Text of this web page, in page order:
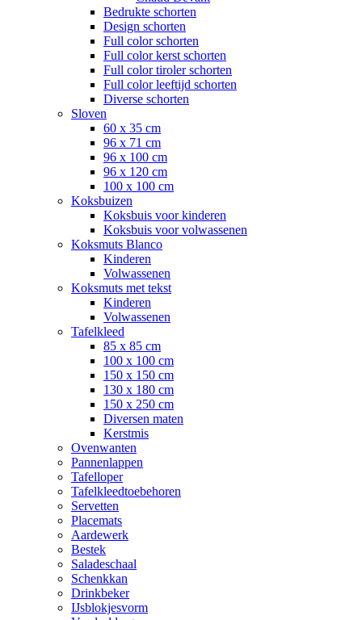
Bedrukte schorten
Design schorten
Full color schorten
Full color kerst schorten
Full color tiroler schorten
Full color leeftijd schorten
Diverse schorten
Sloven
60 x 35 cm
96 x 71 cm
96 x 100 cm
96 x 120 cm
100 x 100 cm
Koksbuizen
Koksbuis voor kinderen
Koksbuis voor volwassenen
Koksmuts Blanco
Kinderen
Volwassenen
Koksmuts met tekst
Kinderen
Volwassenen
Tafelkleed
85 x 85 cm
100 x 100 cm
150 x 150 cm
130 x 180 cm
150 x 250 cm
Diversen maten
Kerstmis
Ovenwanten
Pannenlappen
Tafelloper
Tafelkleedtoebehoren
Servetten
Placemats
Aardewerk
Bestek
Saladeschaal
Schenkkan
Drinkbeker
IJsblokjesvorm